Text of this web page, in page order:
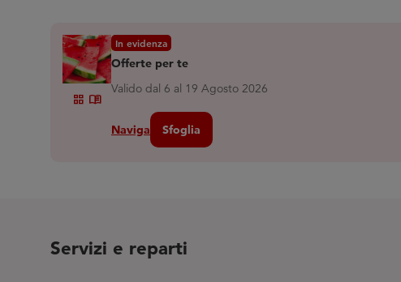
Grid_view Menu_book
In evidenza
Offerte per te
Valido dal 6 al 19 Agosto 2026
Naviga Sfoglia
Servizi e reparti